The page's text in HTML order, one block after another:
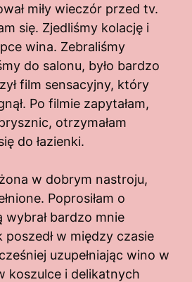
miły wieczór przed tv.
się. Zjedliśmy kolację i
wina. Zebraliśmy
do salonu, było bardzo
film sensacyjny, który
Po filmie zapytałam,
otrzymałam
do łazienki.
w dobrym nastroju,
Poprosiłam o
bardzo mnie
poszedł w między czasie
uzupełniając wino w
koszulce i delikatnych